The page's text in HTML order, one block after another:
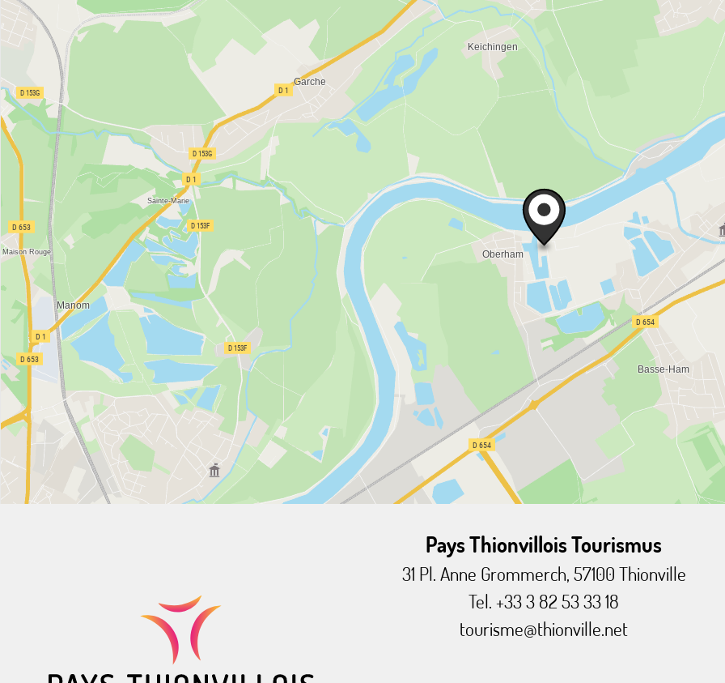
Pays Thionvillois Tourismus
31 Pl. Anne Grommerch, 57100 Thionville
Tel. +33 3 82 53 33 18
tourisme@thionville.net